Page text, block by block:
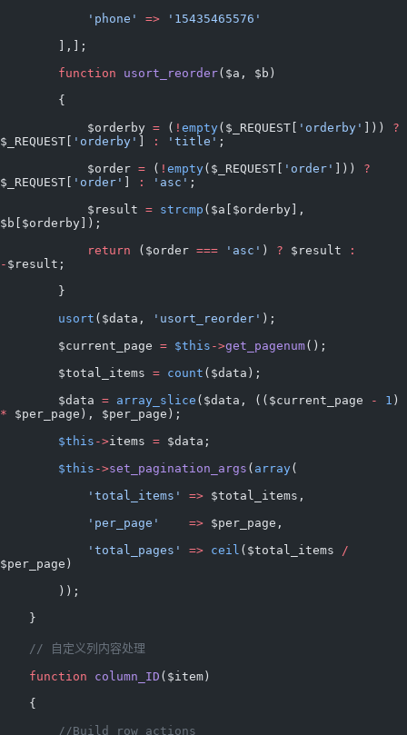
            'phone'
=> '15435465576'
        ],];
        function
usort_reorder($a, $b)
        {
            $orderby
= ( ! empty($_REQUEST[ 'orderby' ])) ?
$_REQUEST[
'orderby' : 'title' ;
            $order
= ( ! empty($_REQUEST[ 'order' ])) ?
$_REQUEST[
'order' : 'asc' ;
            $result
= strcmp ($a[$orderby],
$b[$orderby]);
            return
($order === 'asc' ) ? $result
:
- $result;
        }
        usort
($data, 'usort_reorder' );
        $current_page
= $this ->get_pagenum();
        $total_items
= count ($data);
        $data
= array_slice ($data, (($current_page - 1
* $per_page), $per_page);
        $this
->items = $data;
        $this
->set_pagination_args ( array(
            'total_items'
=> $total_items,
            'per_page'
    =>
$per_page,
            'total_pages'
=> ceil ($total_items /
$per_page)
        ));
    }
    // 自定义列内容处理
    function
column_ID ($item)
    {
        //Build row actions